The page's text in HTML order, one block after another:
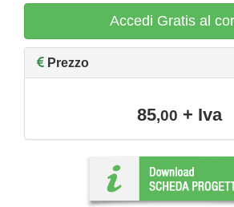
Accedi Gratis al
Prezzo
85,00 + Iva